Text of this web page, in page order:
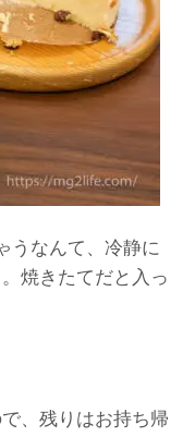
うなんて、冷静に
焼きたてだと入っ
、残りはお持ち帰